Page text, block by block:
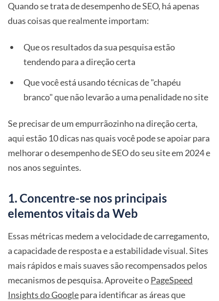
Quando se trata de desempenho de SEO, há apenas
duas coisas que realmente importam:
Que os resultados da sua pesquisa estão
tendendo para a direção certa
Que você está usando técnicas de "chapéu
branco" que não levarão a uma penalidade no site
Se precisar de um empurrãozinho na direção certa,
aqui estão 10 dicas nas quais você pode se apoiar para
melhorar o desempenho de SEO do seu site em 2024 e
nos anos seguintes.
1. Concentre-se nos principais
elementos vitais da Web
Essas métricas medem a velocidade de carregamento,
a capacidade de resposta e a estabilidade visual. Sites
mais rápidos e mais suaves são recompensados pelos
mecanismos de pesquisa. Aproveite oPageSpeed
Insights do Googlepara identificar as áreas que